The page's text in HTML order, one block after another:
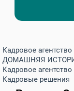
Кадровое агентство
ДОМАШНЯЯ
Кадровое агентство
Кадровые решения